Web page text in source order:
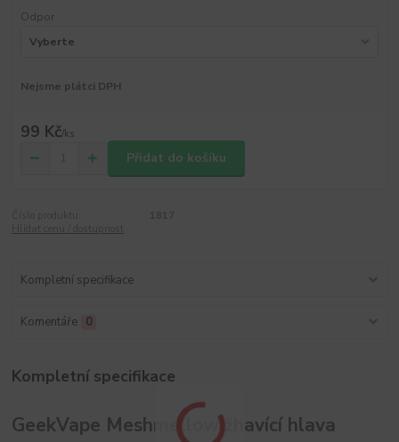
Odpor
Nejsme plátci DPH
99 Kč/ks
Přidat do košíku
Kompletní specifikace
Komentáře 0
Kompletní specifikace
GeekVape Meshmellow žhavící hlava